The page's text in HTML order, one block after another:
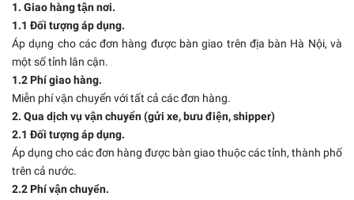
1. Giao hàng tận nơi.
1.1 Đối tượng áp dụng.
Áp dụng cho các đơn hàng được bàn giao trên địa bàn Hà Nội, và
một số tỉnh lân cận.
1.2 Phí giao hàng.
Miễn phí vận chuyển với tất cả các đơn hàng.
2. Qua dịch vụ vận chuyển (gửi xe, bưu điện, shipper)
2.1 Đối tượng áp dụng.
Áp dụng cho các đơn hàng được bàn giao thuộc các tỉnh, thành phố
trên cả nước.
2.2 Phí vận chuyển.